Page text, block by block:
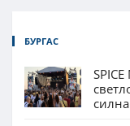
БУРГАС